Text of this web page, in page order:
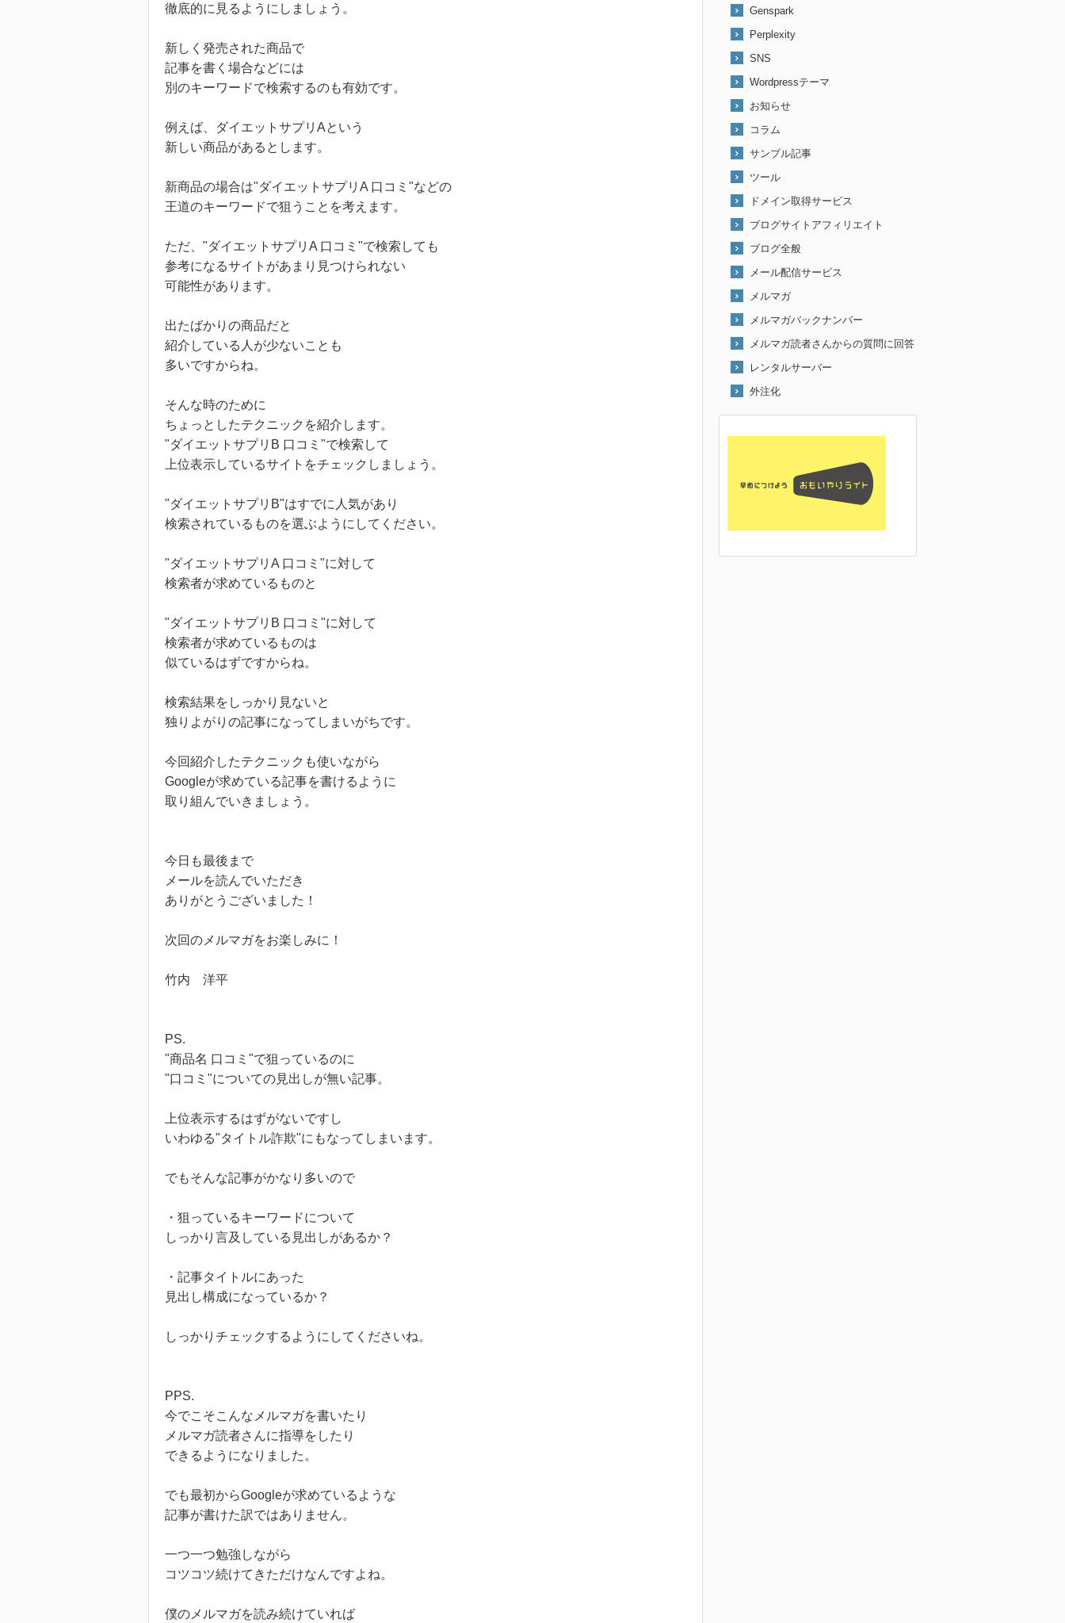
徹底的に見るようにしましょう。
新しく発売された商品で
記事を書く場合などには
別のキーワードで検索するのも有効です。
例えば、ダイエットサプリAという
新しい商品があるとします。
新商品の場合は"ダイエットサプリA 口コミ"などの
王道のキーワードで狙うことを考えます。
ただ、"ダイエットサプリA 口コミ"で検索しても
参考になるサイトがあまり見つけられない
可能性があります。
出たばかりの商品だと
紹介している人が少ないことも
多いですからね。
そんな時のために
ちょっとしたテクニックを紹介します。
"ダイエットサプリB 口コミ"で検索して
上位表示しているサイトをチェックしましょう。
"ダイエットサプリB"はすでに人気があり
検索されているものを選ぶようにしてください。
"ダイエットサプリA 口コミ"に対して
検索者が求めているものと
"ダイエットサプリB 口コミ"に対して
検索者が求めているものは
似ているはずですからね。
検索結果をしっかり見ないと
独りよがりの記事になってしまいがちです。
今回紹介したテクニックも使いながら
Googleが求めている記事を書けるように
取り組んでいきましょう。
今日も最後まで
メールを読んでいただき
ありがとうございました！
次回のメルマガをお楽しみに！
竹内 洋平
PS.
"商品名 口コミ"で狙っているのに
"口コミ"についての見出しが無い記事。
上位表示するはずがないですし
いわゆる"タイトル詐欺"にもなってしまいます。
でもそんな記事がかなり多いので
・狙っているキーワードについて
しっかり言及している見出しがあるか？
・記事タイトルにあった
見出し構成になっているか？
しっかりチェックするようにしてくださいね。
PPS.
今でこそこんなメルマガを書いたり
メルマガ読者さんに指導をしたり
できるようになりました。
でも最初からGoogleが求めているような
記事が書けた訳ではありません。
一つ一つ勉強しながら
コツコツ続けてきただけなんですよね。
僕のメルマガを読み続けていれば
Genspark
Perplexity
SNS
Wordpressテーマ
お知らせ
コラム
サンプル記事
ツール
ドメイン取得サービス
ブログサイトアフィリエイト
ブログ全般
メール配信サービス
メルマガ
メルマガバックナンバー
メルマガ読者さんからの質問に回答
レンタルサーバー
外注化